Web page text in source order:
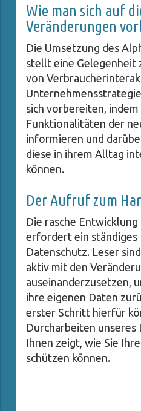
Wie man sich auf
Veränderungen
Die Umsetzung des
stellt eine Gelegenheit
von
sich vorbereiten, indem
Funktionalitäten der
informieren und
diese in ihrem Alltag
können.
Der Aufruf zum
Die rasche
erfordert ein ständiges
Datenschutz. Leser
aktiv mit den
auseinanderzusetzen,
ihre eigenen Daten
erster Schritt hierfür
Durcharbeiten unseres
Ihnen zeigt, wie Sie
schützen können.